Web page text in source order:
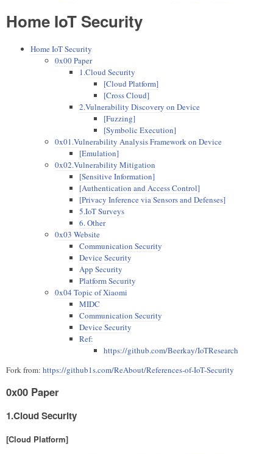
Home IoT Security
Home IoT Security
0x00 Paper
1.Cloud Security
[Cloud Platform]
[Cross Cloud]
2.Vulnerability Discovery on Device
[Fuzzing]
[Symbolic Execution]
0x01.Vulnerability Analysis Framework on Device
[Emulation]
0x02.Vulnerability Mitigation
[Sensitive Information]
[Authentication and Access Control]
[Privacy Inference via Sensors and Defenses]
5.IoT Surveys
6. Other
0x03 Website
Communication Security
Device Security
App Security
Platform Security
0x04 Topic of Xiaomi
MIDC
Communication Security
Device Security
Ref:
https://github.com/Beerkay/IoTResearch
Fork from: https://github1s.com/ReAbout/References-of-IoT-Security
0x00 Paper
1.Cloud Security
[Cloud Platform]